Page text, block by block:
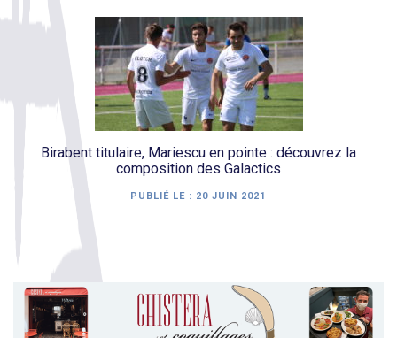
Birabent titulaire, Mariescu en pointe : découvrez la
composition des Galactics
PUBLIÉ LE : 20 JUIN 2021